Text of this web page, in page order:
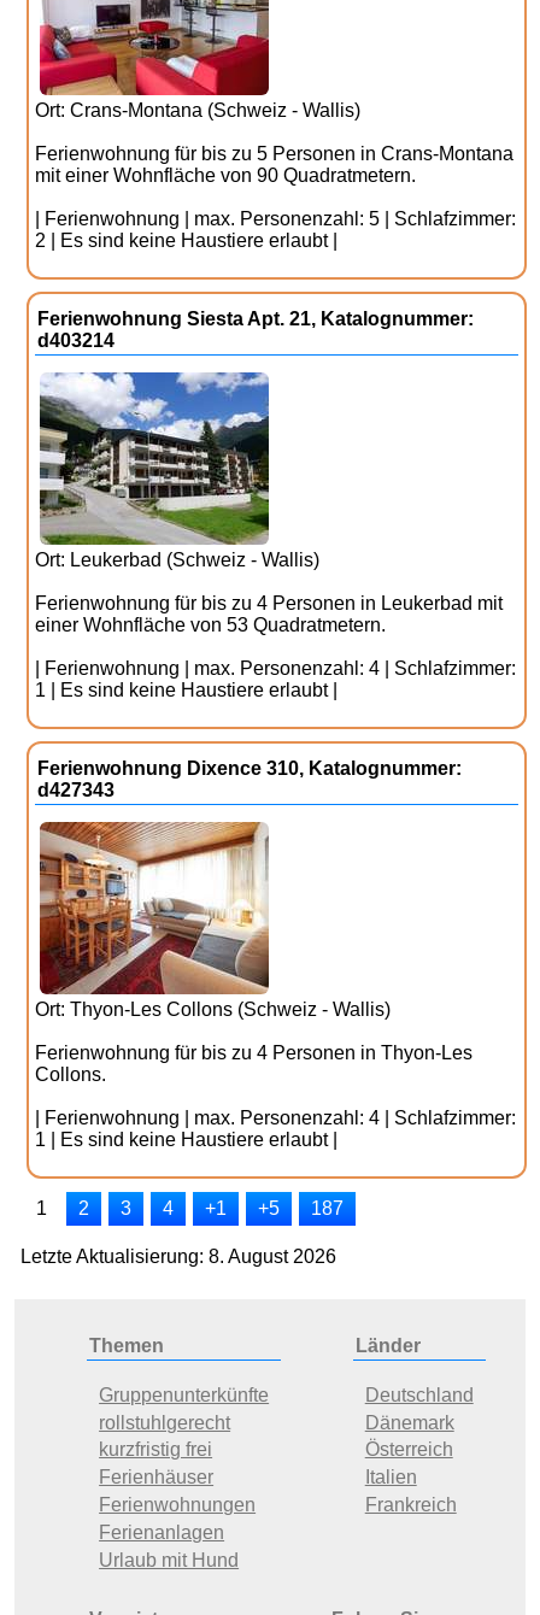
Ort: Crans-Montana (Schweiz - Wallis)
Ferienwohnung für bis zu 5 Personen in Crans-Montana
mit einer Wohnfläche von 90 Quadratmetern.
| Ferienwohnung | max. Personenzahl: 5 | Schlafzimmer:
2 | Es sind keine Haustiere erlaubt |
Ferienwohnung Siesta Apt. 21, Katalognummer:
d403214
Ort: Leukerbad (Schweiz - Wallis)
Ferienwohnung für bis zu 4 Personen in Leukerbad mit
einer Wohnfläche von 53 Quadratmetern.
| Ferienwohnung | max. Personenzahl: 4 | Schlafzimmer:
1 | Es sind keine Haustiere erlaubt |
Ferienwohnung Dixence 310, Katalognummer:
d427343
Ort: Thyon-Les Collons (Schweiz - Wallis)
Ferienwohnung für bis zu 4 Personen in Thyon-Les
Collons.
| Ferienwohnung | max. Personenzahl: 4 | Schlafzimmer:
1 | Es sind keine Haustiere erlaubt |
1 2 3 4 +1 +5 187
Letzte Aktualisierung: 8. August 2026
Themen
Gruppenunterkünfte
rollstuhlgerecht
kurzfristig frei
Ferienhäuser
Ferienwohnungen
Ferienanlagen
Urlaub mit Hund
Länder
Deutschland
Dänemark
Österreich
Italien
Frankreich